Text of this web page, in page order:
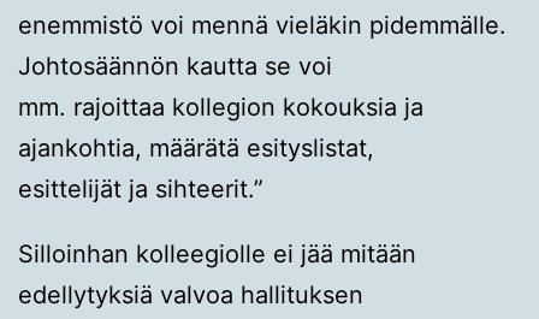
enemmistö voi mennä vieläkin pidemmälle.
Johtosäännön kautta se voi
mm. rajoittaa kollegion kokouksia ja
ajankohtia, määrätä esityslistat,
esittelijät ja sihteerit.”
Silloinhan kolleegiolle ei jää mitään
edellytyksiä valvoa hallituksen